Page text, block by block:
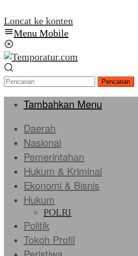
Loncat ke konten
Menu Mobile
Pencarian
Tambahkan Menu
Daerah
Nasional
Pemerintahan
Hukum & Kriminal
Ekonomi & Bisnis
Hukum
POLRI
Politik
Tokoh Profil